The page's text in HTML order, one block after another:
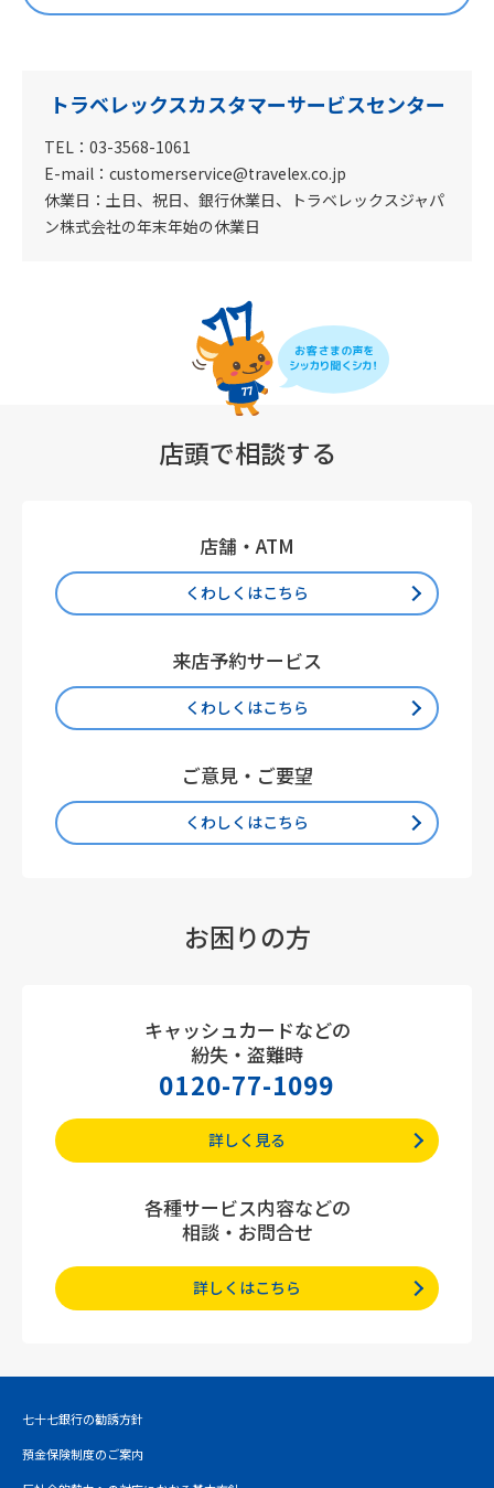
トラベレックスカスタマーサービスセンター
TEL：03-3568-1061
E-mail：customerservice@travelex.co.jp
休業日：土日、祝日、銀行休業日、トラベレックスジャパ
ン株式会社の年末年始の休業日
店頭で相談する
店舗・ATM
くわしくはこちら
来店予約サービス
くわしくはこちら
ご意見・ご要望
くわしくはこちら
お困りの方
キャッシュカードなどの
紛失・盗難時
0120-77-1099
詳しく見る
各種サービス内容などの
相談・お問合せ
詳しくはこちら
七十七銀行の勧誘方針
預金保険制度のご案内